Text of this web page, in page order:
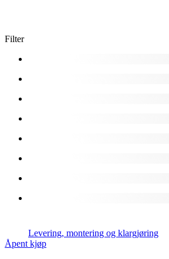
Filter
Levering, montering og klargjøring
Åpent kjøp